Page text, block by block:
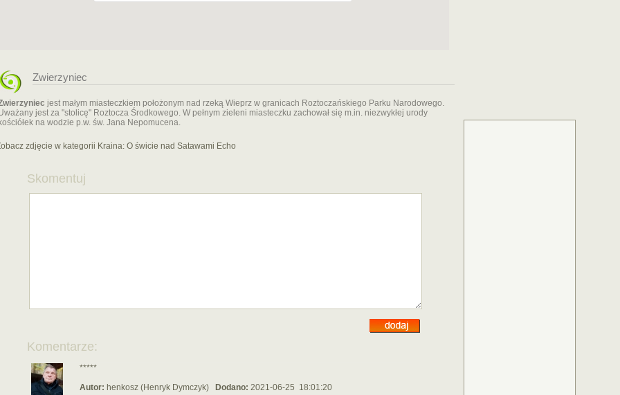
Zwierzyniec
jest małym miasteczkiem położonym nad rzeką Wieprz w granicach Roztoczańskiego Parku Narodowego.
jest za "stolicę" Roztocza Środkowego. W pełnym zieleni miasteczku zachował się m.in. niezwykłej urody
na wodzie p.w. św. Jana Nepomucena.
zdjęcie w kategorii Kraina: O świcie nad Satawami Echo
Skomentuj
Komentarze:
*****
Autor: henkosz (Henryk Dymczyk) Dodano: 2021-06-25 18:01:20